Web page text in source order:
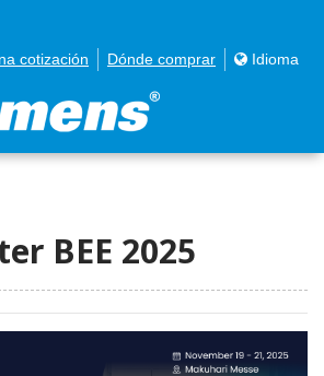
cotización Dónde comprar Idioma
BEE 2025